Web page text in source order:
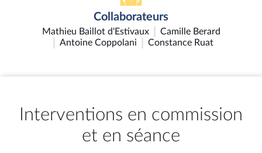
Collaborateurs
Mathieu Baillot d'Estivaux
Camille Berard
Antoine Coppolani
Constance Ruat
Interventions en commission
et en séance